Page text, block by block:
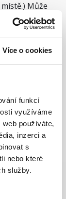
Více o cookies
funkcí
využíváme
používáte,
inzerci a
s
nebo které
služby.
Může
v dálkových
moji
v
jeho
na
komfortu
EU